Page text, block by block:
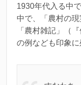
1930年代入る中
中で、「農村の
「農村雑記」（
の例なども印象に